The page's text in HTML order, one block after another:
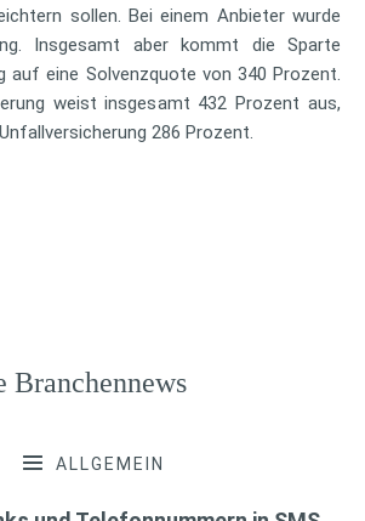
sollen. Bei einem Anbieter wurde
Insgesamt aber kommt die Sparte
auf eine Solvenzquote von 340 Prozent.
weist insgesamt 432 Prozent aus,
286 Prozent.
Branchennews
ALLGEMEIN